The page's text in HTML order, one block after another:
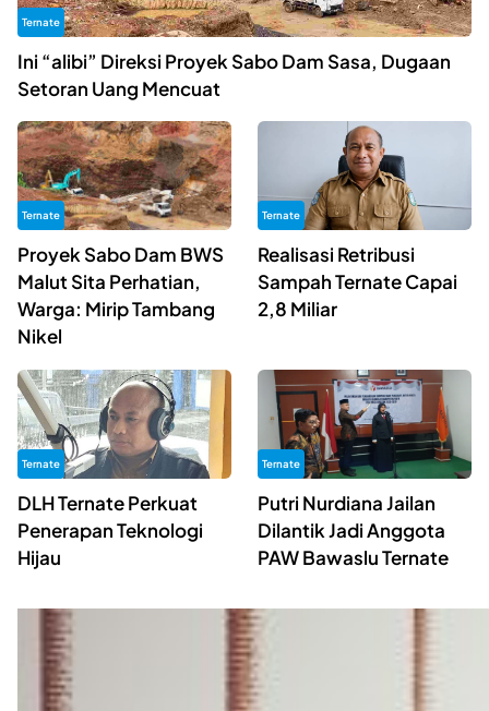
Ternate
Ini “alibi” Direksi Proyek Sabo Dam Sasa, Dugaan
Setoran Uang Mencuat
Ternate
Proyek Sabo Dam BWS
Malut Sita Perhatian,
Warga: Mirip Tambang
Nikel
Ternate
Realisasi Retribusi
Sampah Ternate Capai
2,8 Miliar
Ternate
DLH Ternate Perkuat
Penerapan Teknologi
Hijau
Ternate
Putri Nurdiana Jailan
Dilantik Jadi Anggota
PAW Bawaslu Ternate